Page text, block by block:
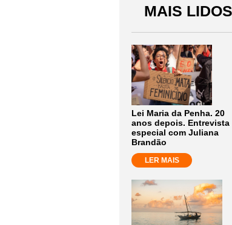
MAIS LIDOS
Lei Maria da Penha. 20
anos depois. Entrevista
especial com Juliana
Brandão
LER MAIS